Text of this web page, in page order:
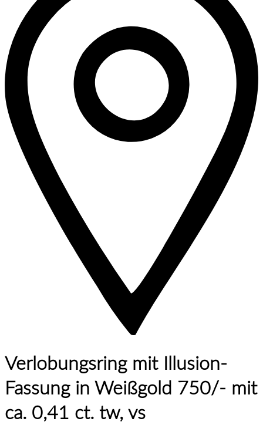
Verlobungsring mit Illusion-
Fassung in Weißgold 750/- mit
ca. 0,41 ct. tw, vs